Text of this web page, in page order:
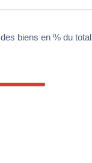
des biens en % du total